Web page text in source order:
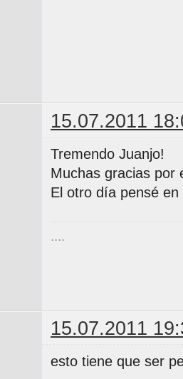
15.07.2011
Tremendo Juanjo!
Muchas gracias por
El otro día pensé
....
15.07.2011
esto tiene que ser